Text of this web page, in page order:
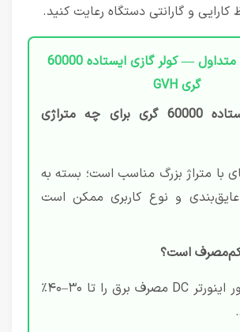
و گارانتی دستگاه رعایت کنید.
❓ پرسش‌های متداول — کولر گازی ایستاده 60000
گری GVH
کولر گازی ایستاده 60000 گری برای چه متراژی
با متراژ بزرگ مناسب است؛ بسته به
و نوع کاربری ممکن است
🟢 بله؛ کمپرسور اینورتر DC مصرف برق را تا ۳۰–۴۰٪